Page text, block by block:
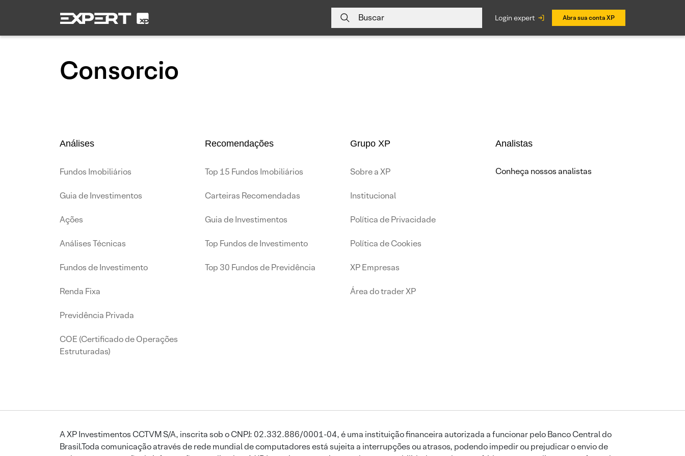
Buscar login expert Abra sua conta XP
Consorcio
Análises
Fundos Imobiliários
Guia de Investimentos
Ações
Análises Técnicas
Fundos de Investimento
Renda Fixa
Previdência Privada
COE (Certificado de Operações
Estruturadas)
Recomendações
Top 15 Fundos Imobiliários
Carteiras Recomendadas
Guia de Investimentos
Top Fundos de Investimento
Top 30 Fundos de Previdência
Grupo XP
Sobre a XP
Institucional
Política de Privacidade
Política de Cookies
XP Empresas
Área do trader XP
Analistas
Conheça nossos analistas
A XP Investimentos CCTVM S/A, inscrita sob o CNPJ: 02.332.886/0001-04, é uma instituição financeira autorizada a funcionar pelo Banco Central do
Brasil.Toda comunicação através de rede mundial de computadores está sujeita a interrupções ou atrasos, podendo impedir ou prejudicar o envio de